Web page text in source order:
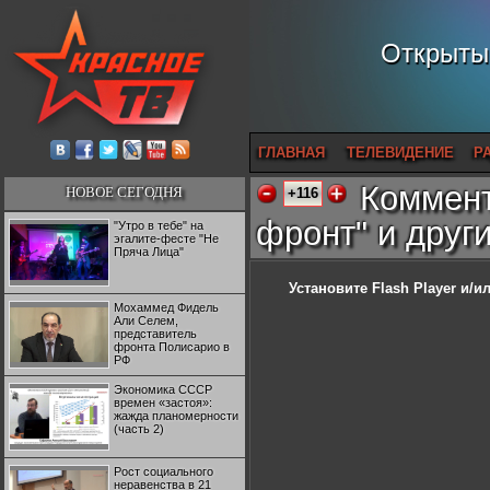
ГЛАВНАЯ ТЕЛЕВИДЕНИЕ
НОВОЕ СЕГОДНЯ
"Утро в тебе" на
эгалите-фесте "Не
Пряча Лица"
Мохаммед Фидель
Али Селем,
представитель
фронта Полисарио в
РФ
Экономика СССР
времен «застоя»:
жажда планомерности
(часть 2)
Рост социального
неравенства в 21
+116
фронт" и
Установите Flash Player и/